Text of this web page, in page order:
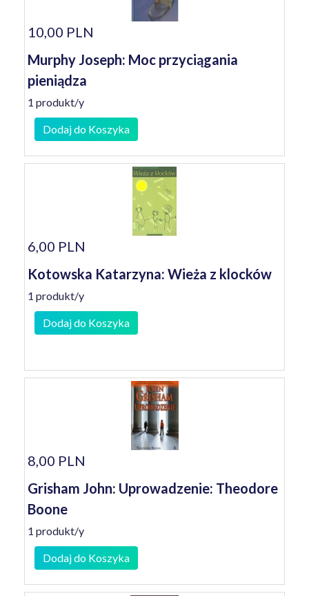
10,00 PLN
Murphy Joseph: Moc przyciągania
pieniądza
1 produkt/y
Dodaj do Koszyka
6,00 PLN
Kotowska Katarzyna: Wieża z klocków
1 produkt/y
Dodaj do Koszyka
8,00 PLN
Grisham John: Uprowadzenie: Theodore
Boone
1 produkt/y
Dodaj do Koszyka